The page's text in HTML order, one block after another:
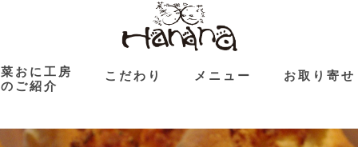
おに工房
のご紹介
こだわり メニュー お取り寄せ